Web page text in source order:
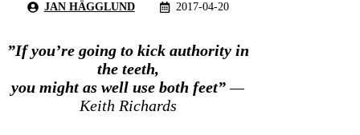
JAN HÄGGLUND 2017-04-20
”If you’re going to kick authority in
the teeth,
you might as well use both feet”—
Keith Richards